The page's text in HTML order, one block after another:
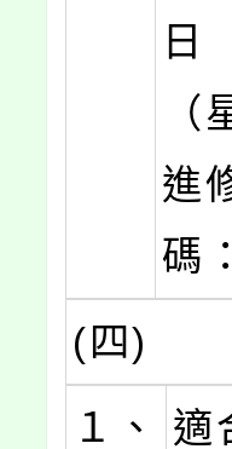
日
進
碼
(四)
１、
適